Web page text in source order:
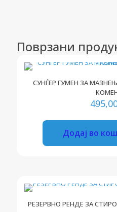
Поврзани
СУНЃЕР ГУМЕН ЗА
Додај во
РЕЗЕРВНО РЕНДЕ ЗА